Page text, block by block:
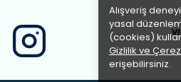
Alışveriş
yasal
(cookies)
Gizlilik ve
erişebilirsiniz.